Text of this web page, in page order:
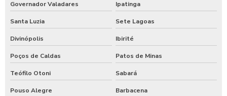
Governador Valadares Ipatinga
Santa Luzia Sete Lagoas
Divinópolis Ibirité
Poços de Caldas Patos de Minas
Teófilo Otoni Sabará
Pouso Alegre Barbacena